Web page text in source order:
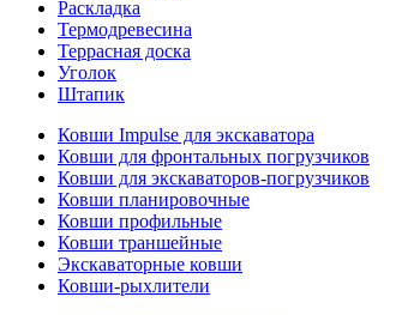
Раскладка
Термодревесина
Террасная доска
Уголок
Штапик
Ковши Impulse для экскаватора
Ковши для фронтальных погрузчиков
Ковши для экскаваторов-погрузчиков
Ковши планировочные
Ковши профильные
Ковши траншейные
Экскаваторные ковши
Ковши-рыхлители